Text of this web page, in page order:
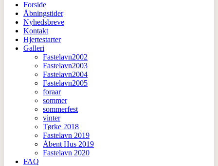
Forside
Åbningstider
Nyhedsbreve
Kontakt
Hjertestarter
Galleri
Fastelavn2002
Fastelavn2003
Fastelavn2004
Fastelavn2005
foraar
sommer
sommerfest
vinter
Tørke 2018
Fastelavn 2019
Åbent Hus 2019
Fastelavn 2020
FAQ